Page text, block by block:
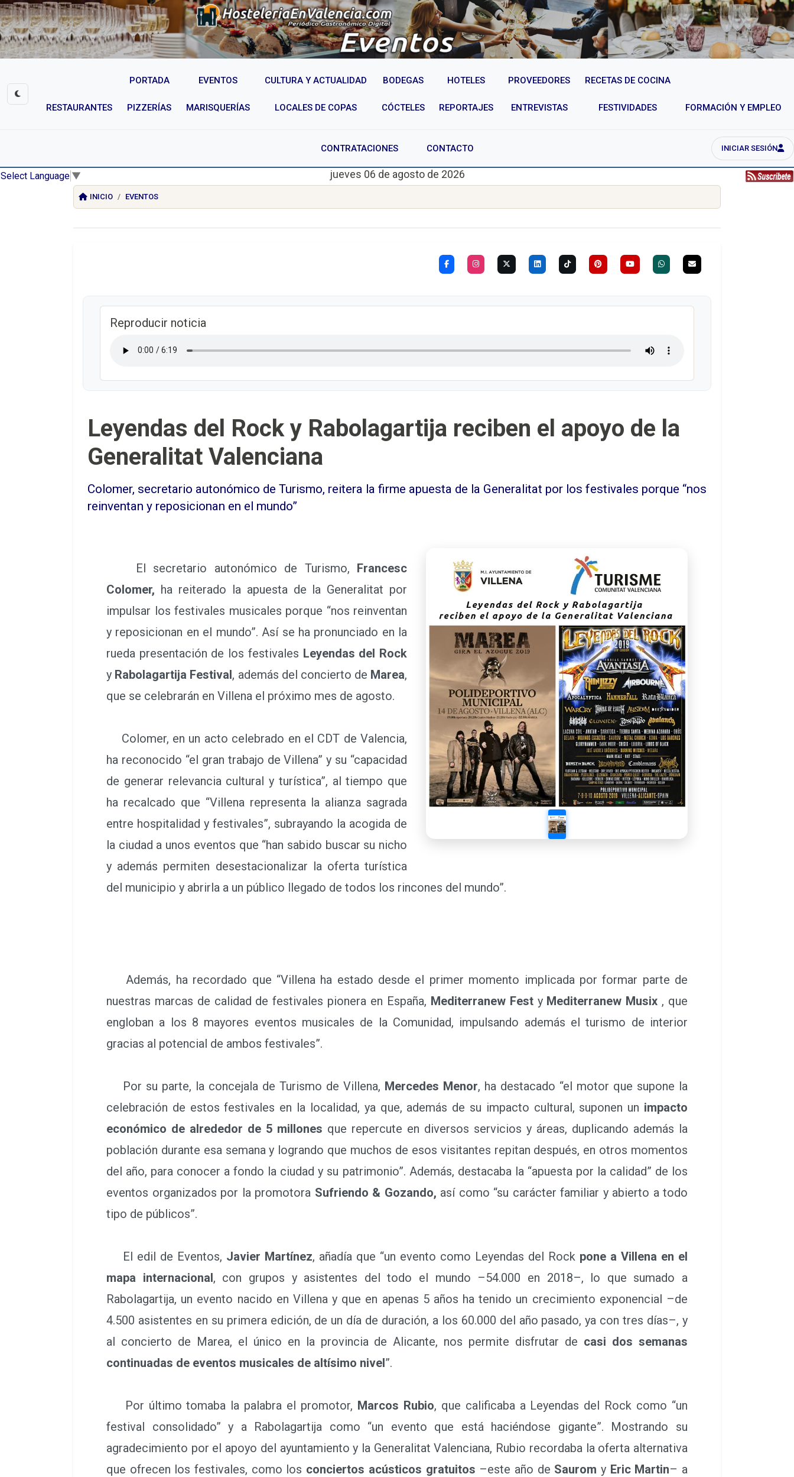
PORTADA EVENTOS CULTURA Y ACTUALIDAD BODEGAS HOTELES PROVEEDORES RECETAS DE COCINA
RESTAURANTES PIZZERÍAS MARISQUERÍAS LOCALES DE COPAS CÓCTELES REPORTAJES ENTREVISTAS FESTIVIDADES FORMACIÓN Y EMPLEO
CONTRATACIONES CONTACTO INICIAR SESIÓN
Select Language ▼ jueves 06 de agosto de 2026
INICIO EVENTOS
Reproducir noticia
Leyendas del Rock y Rabolagartija reciben el apoyo de la
Generalitat Valenciana
Colomer, secretario autonómico de Turismo, reitera la firme apuesta de la Generalitat por los festivales porque “nos
reinventan y reposicionan en el mundo”
El secretario autonómico de Turismo, Francesc
Colomer, ha reiterado la apuesta de la Generalitat por
impulsar los festivales musicales porque “nos reinventan
y reposicionan en el mundo”. Así se ha pronunciado en la
rueda presentación de los festivales Leyendas del Rock
y Rabolagartija Festival, además del concierto de Marea,
que se celebrarán en Villena el próximo mes de agosto.
Colomer, en un acto celebrado en el CDT de Valencia,
ha reconocido “el gran trabajo de Villena” y su “capacidad
de generar relevancia cultural y turística”, al tiempo que
ha recalcado que “Villena representa la alianza sagrada
entre hospitalidad y festivales”, subrayando la acogida de
la ciudad a unos eventos que “han sabido buscar su nicho
y además permiten desestacionalizar la oferta turística
del municipio y abrirla a un público llegado de todos los rincones del mundo”.
Además, ha recordado que “Villena ha estado desde el primer momento implicada por formar parte de
nuestras marcas de calidad de festivales pionera en España, Mediterranew Festy Mediterranew Musix , que
engloban a los 8 mayores eventos musicales de la Comunidad, impulsando además el turismo de interior
gracias al potencial de ambos festivales”.
Por su parte, la concejala de Turismo de Villena, Mercedes Menor, ha destacado “el motor que supone la
celebración de estos festivales en la localidad, ya que, además de su impacto cultural, suponen un impacto
económico de alrededor de 5 millones que repercute en diversos servicios y áreas, duplicando además la
población durante esa semana y logrando que muchos de esos visitantes repitan después, en otros momentos
del año, para conocer a fondo la ciudad y su patrimonio”. Además, destacaba la “apuesta por la calidad” de los
eventos organizados por la promotora Sufriendo & Gozando, así como “su carácter familiar y abierto a todo
tipo de públicos”.
El edil de Eventos, Javier Martínez, añadía que “un evento como Leyendas del Rock pone a Villena en el
mapa internacional, con grupos y asistentes del todo el mundo –54.000 en 2018–, lo que sumado a
Rabolagartija, un evento nacido en Villena y que en apenas 5 años ha tenido un crecimiento exponencial –de
4.500 asistentes en su primera edición, de un día de duración, a los 60.000 del año pasado, ya con tres días–, y
al concierto de Marea, el único en la provincia de Alicante, nos permite disfrutar de casi dos semanas
continuadas de eventos musicales de altísimo nivel”.
Por último tomaba la palabra el promotor, Marcos Rubio, que calificaba a Leyendas del Rock como “un
festival consolidado” y a Rabolagartija como “un evento que está haciéndose gigante”. Mostrando su
agradecimiento por el apoyo del ayuntamiento y la Generalitat Valenciana, Rubio recordaba la oferta alternativa
que ofrecen los festivales, como los conciertos acústicos gratuitos –este año de Saurom yEric Martin– a